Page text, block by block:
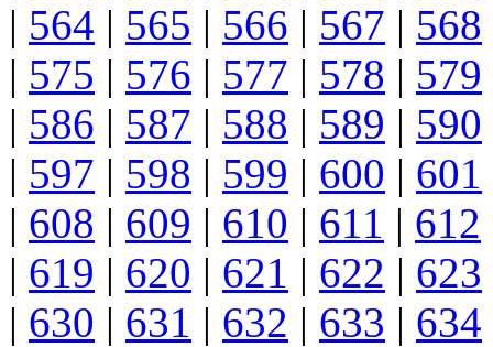
| 564 | 565 | 566 | 567 | 568
| 575 | 576 | 577 | 578 | 579
| 586 | 587 | 588 | 589 | 590
| 597 | 598 | 599 | 600 | 601
| 608 | 609 | 610 | 611 | 612
| 619 | 620 | 621 | 622 | 623
| 630 | 631 | 632 | 633 | 634